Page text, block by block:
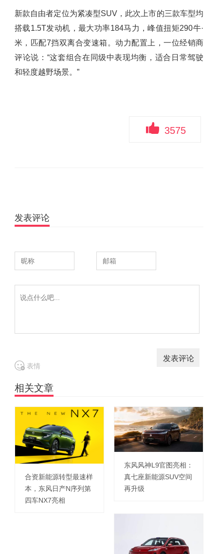
新款自由者定位为紧凑型SUV，此次上市的三款车型均
搭载1.5T发动机，最大功率184马力，峰值扭矩290牛·
米，匹配7挡双离合变速箱。动力配置上，一位经销商
评论说：“这套组合在同级中表现均衡，适合日常驾驶
和轻度越野场景。”
3575
发表评论
表情
相关文章
合资新能源转型最速样
本，东风日产N序列第
四车NX7亮相
东风风神L9官图亮相：
真七座新能源SUV空间
再升级